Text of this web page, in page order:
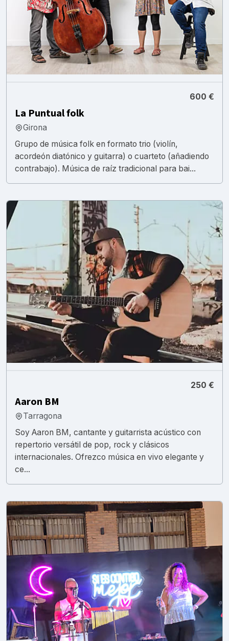
600 €
La Puntual folk
Girona
Grupo de música folk en formato trio (violín,
acordeón diatónico y guitarra) o cuarteto (añadiendo
contrabajo). Música de raíz tradicional para bai...
250 €
Aaron BM
Tarragona
Soy Aaron BM, cantante y guitarrista acústico con
repertorio versátil de pop, rock y clásicos
internacionales. Ofrezco música en vivo elegante y
ce...